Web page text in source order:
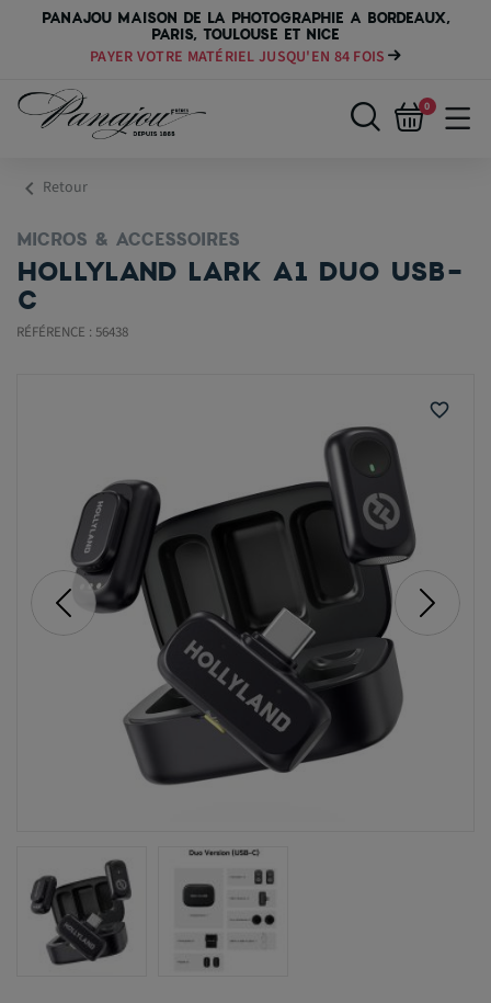
PANAJOU MAISON DE LA PHOTOGRAPHIE A BORDEAUX,
PARIS, TOULOUSE ET NICE
PAYER VOTRE MATÉRIEL JUSQU'EN 84 FOIS
0
chevron_left Retour
MICROS & ACCESSOIRES
HOLLYLAND LARK A1 DUO USB-
C
RÉFÉRENCE : 56438
favorite_border